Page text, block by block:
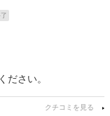
ださい。